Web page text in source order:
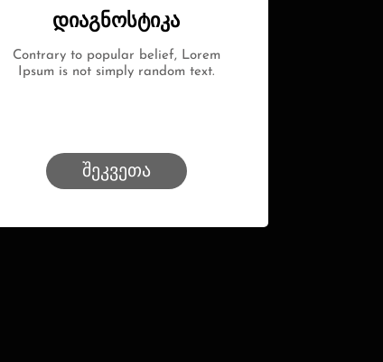
დიაგნოსტიკა
Contrary to popular belief, Lorem
Ipsum is not simply random text.
შეკვეთა